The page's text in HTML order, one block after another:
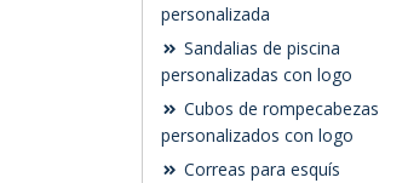
personalizada
Sandalias de piscina
personalizadas con logo
Cubos de rompecabezas
personalizados con logo
Correas para esquís